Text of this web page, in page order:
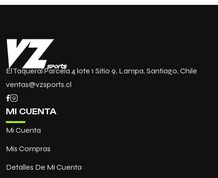
El Taqueral Parcela 4 lote 1 Sitio 9, Lampa, Santiago, Chile
ventas@vzsports.cl
MI CUENTA
Mi Cuenta
Mis Compras
Detalles De Mi Cuenta